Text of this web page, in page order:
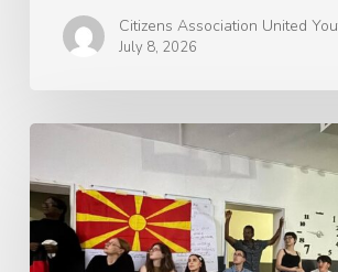
Citizens Association United
July 8, 2026
Ерасмус+
Mладинска
размена
„Plastic